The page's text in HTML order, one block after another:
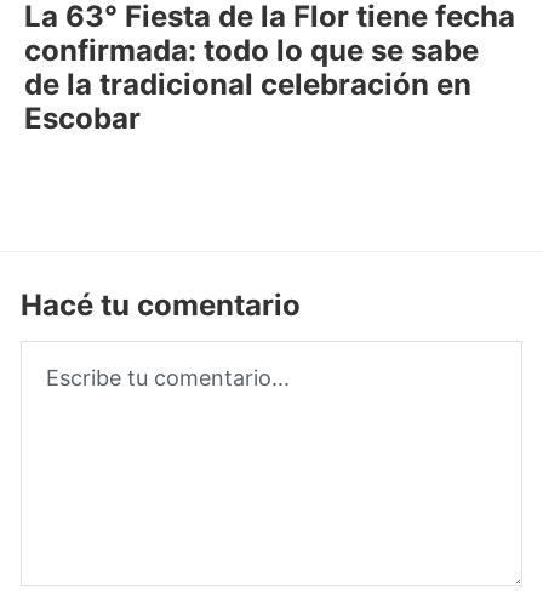
La 63° Fiesta de la Flor tiene fecha
confirmada: todo lo que se sabe
de la tradicional celebración en
Escobar
Hacé tu comentario